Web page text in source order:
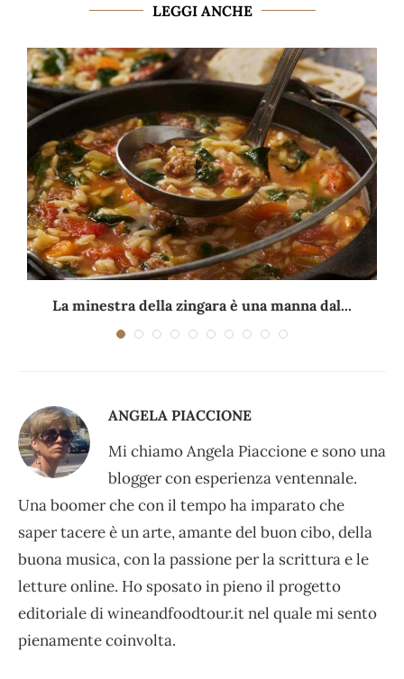
LEGGI ANCHE
La minestra della zingara è una manna dal...
ANGELA PIACCIONE
Mi chiamo Angela Piaccione e sono una
blogger con esperienza ventennale.
Una boomer che con il tempo ha imparato che
saper tacere è un arte, amante del buon cibo, della
buona musica, con la passione per la scrittura e le
letture online. Ho sposato in pieno il progetto
editoriale di wineandfoodtour.it nel quale mi sento
pienamente coinvolta.